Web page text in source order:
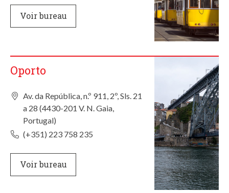
Voir bureau
Oporto
Av. da República, n.º 911, 2º, Sls. 21
a 28 (4430-201 V. N. Gaia,
Portugal)
(+351) 223 758 235
Voir bureau